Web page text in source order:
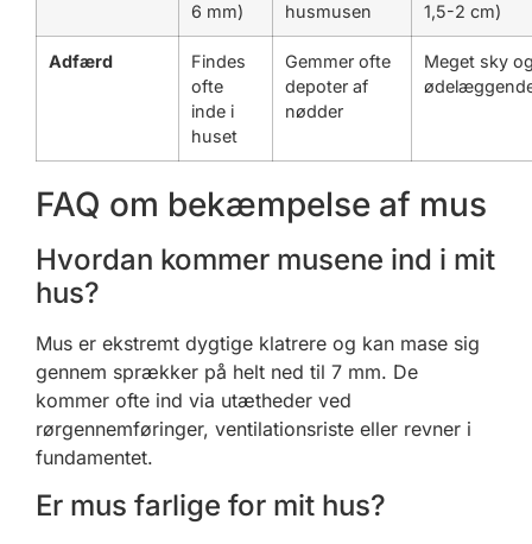
6 mm)
husmusen
1,5-2 cm)
Adfærd
Findes
ofte
inde i
huset
Gemmer ofte
depoter af
nødder
Meget sky
FAQ om bekæmpelse af mus
Hvordan kommer musene ind i mit
hus?
Mus er ekstremt dygtige klatrere og kan mase sig
gennem sprækker på helt ned til 7 mm. De
kommer ofte ind via utætheder ved
rørgennemføringer, ventilationsriste eller revner i
fundamentet.
Er mus farlige for mit hus?